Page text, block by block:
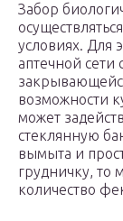
Забор
условиях. Для
аптечной
возможности
может
стеклянную
вымыта и
грудничку, то
количество